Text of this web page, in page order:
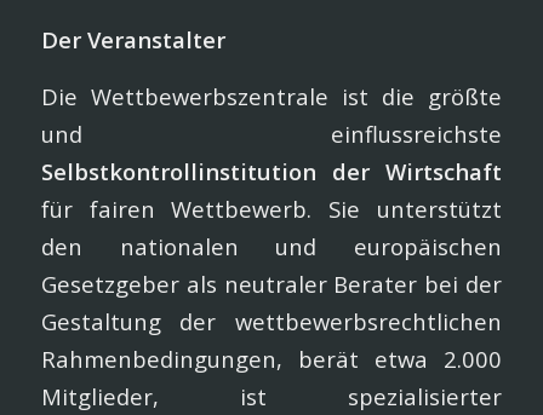
Der Veranstalter
Die Wettbewerbszentrale ist die größte
und einflussreichste
Selbstkontrollinstitution der Wirtschaft
für fairen Wettbewerb. Sie unterstützt
den nationalen und europäischen
Gesetzgeber als neutraler Berater bei der
Gestaltung der wettbewerbsrechtlichen
Rahmenbedingungen, berät etwa 2.000
Mitglieder, ist spezialisier­ter